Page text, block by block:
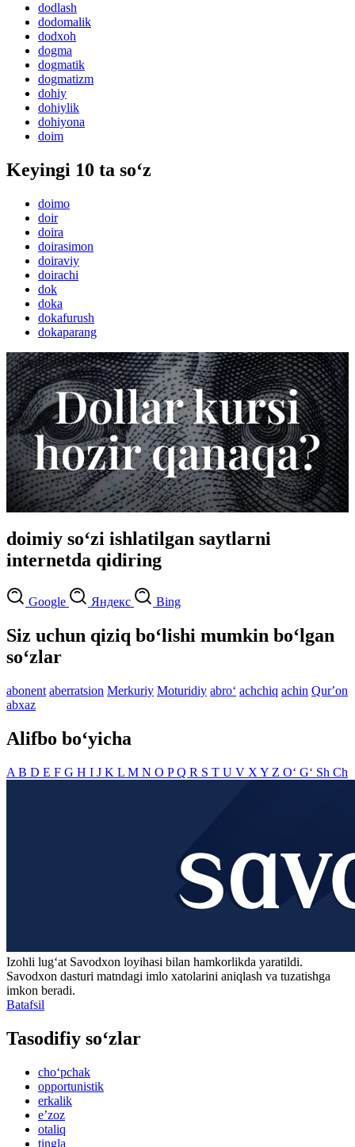
dodlash
dodomalik
dodxoh
dogma
dogmatik
dogmatizm
dohiy
dohiylik
dohiyona
doim
Keyingi 10 ta so‘z
doimo
doir
doira
doirasimon
doiraviy
doirachi
dok
doka
dokafurush
dokaparang
doimiy so‘zi ishlatilgan saytlarni
internetda qidiring
Google Яндекс Bing
Siz uchun qiziq bo‘lishi mumkin bo‘lgan
so‘zlar
abonent aberratsion Merkuriy Moturidiy abro‘ achchiq achin Qurʼon
abxaz
Alifbo bo‘yicha
A B D E F G H I J K L M N O PQ R S T U V X Y Z O‘ G‘ Sh Ch
Izohli lugʻat Savodxon loyihasi bilan hamkorlikda yaratildi.
Savodxon dasturi matndagi imlo xatolarini aniqlash va tuzatishga
imkon beradi.
Batafsil
Tasodifiy so‘zlar
cho‘pchak
opportunistik
erkalik
eʼzoz
otaliq
tingla